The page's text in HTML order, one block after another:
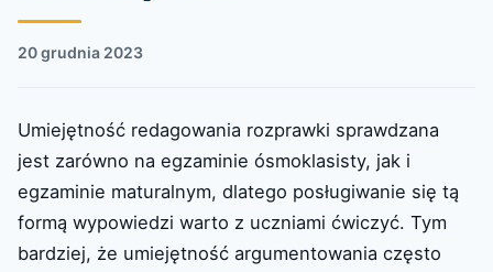
20 grudnia 2023
Umiejętność redagowania rozprawki sprawdzana
jest zarówno na egzaminie ósmoklasisty, jak i
egzaminie maturalnym, dlatego posługiwanie się tą
formą wypowiedzi warto z uczniami ćwiczyć. Tym
bardziej, że umiejętność argumentowania często